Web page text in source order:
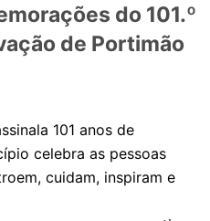
do 101.º
de Portimão
101 anos de
celebra as pessoas
cuidam, inspiram e